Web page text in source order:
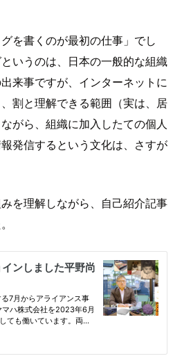
を書くのが最初の仕事」でし
いうのは、日本の一般的な組織
来事ですが、インターネットに
割と理解できる範囲（実は、居
がら、組織に加入したての個人
発信するという文化は、さすが
を理解しながら、自己紹介記事